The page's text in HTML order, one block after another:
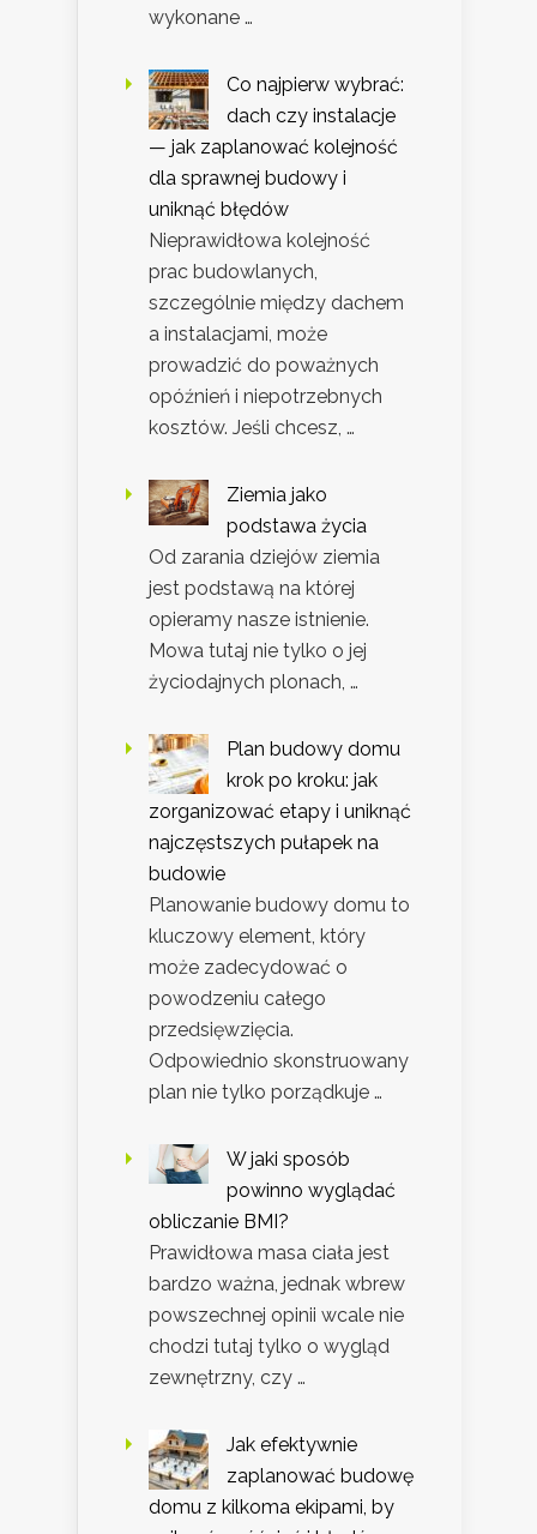
wykonane …
Co najpierw wybrać:
dach czy instalacje
— jak zaplanować kolejność
dla sprawnej budowy i
uniknąć błędów
Nieprawidłowa kolejność
prac budowlanych,
szczególnie między dachem
a instalacjami, może
prowadzić do poważnych
opóźnień i niepotrzebnych
kosztów. Jeśli chcesz, …
Ziemia jako
podstawa życia
Od zarania dziejów ziemia
jest podstawą na której
opieramy nasze istnienie.
Mowa tutaj nie tylko o jej
życiodajnych plonach, …
Plan budowy domu
krok po kroku: jak
zorganizować etapy i uniknąć
najczęstszych pułapek na
budowie
Planowanie budowy domu to
kluczowy element, który
może zadecydować o
powodzeniu całego
przedsięwzięcia.
Odpowiednio skonstruowany
plan nie tylko porządkuje …
W jaki sposób
powinno wyglądać
obliczanie BMI?
Prawidłowa masa ciała jest
bardzo ważna, jednak wbrew
powszechnej opinii wcale nie
chodzi tutaj tylko o wygląd
zewnętrzny, czy …
Jak efektywnie
zaplanować budowę
domu z kilkoma ekipami, by